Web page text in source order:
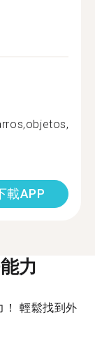
載APP
力
！ 輕鬆找到外